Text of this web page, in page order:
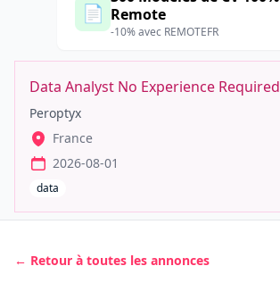
📄 Remote
-10% avec REMOTEFR
Data Analyst No Experience Required
Peroptyx
France
2026-08-01
data
← Retour à toutes les annonces